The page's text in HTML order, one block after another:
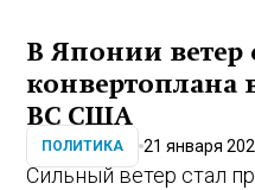
В Японии ветер
конвертоплана
ВС США
ПОЛИТИКА 21 января
Сильный ветер стал